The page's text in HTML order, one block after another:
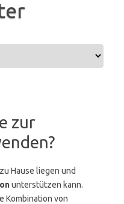
zur
zu Hause liegen und
unterstützen kann.
Kombination von